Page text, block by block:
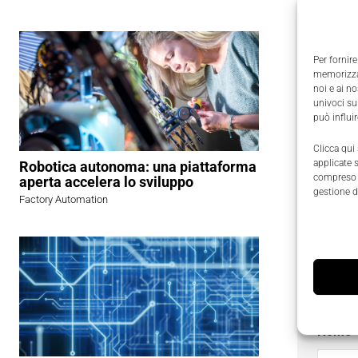
Per
noi e ai
univoci
può
Clicca qui
applicate
gestione
Robotica autonoma: una piattaforma
aperta accelera lo sviluppo
Factory Automation
Goma
ULV di
doppio
inoltre
H.264
display
Nome